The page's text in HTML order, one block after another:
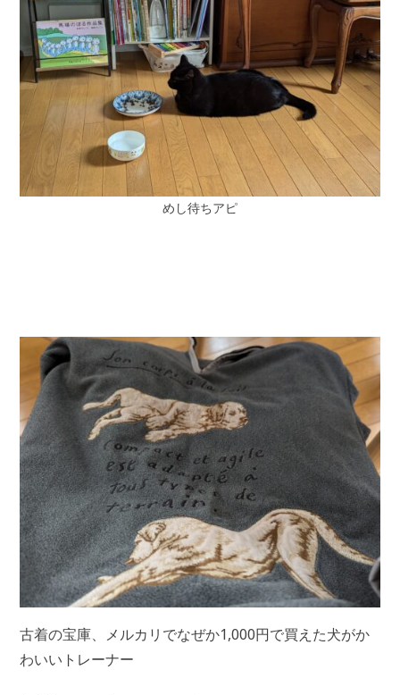
めし待ちアピ
古着の宝庫、メルカリでなぜか1,000円で買えた犬がか
わいいトレーナー